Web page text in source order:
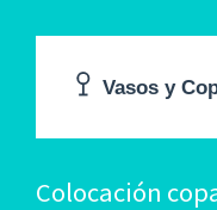
Colocación